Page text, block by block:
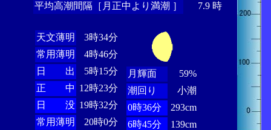
平均高潮間隔［月正中より満潮 ］
7.9 時
天文薄明
3時34分
常用薄明
4時46分
日 出
5時15分
正 中 12時23分
日 没 19時32分
常用薄明
20時0分
月輝面
59%
潮回り
小潮
0時36分
293cm
6時45分
139cm